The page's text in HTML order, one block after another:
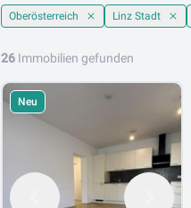
Oberösterreich Linz Stadt
26 Immobilien gefunden
Neu